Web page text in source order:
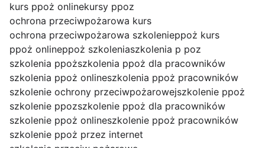
kurs ppoż onlinekursy ppoz
ochrona przeciwpożarowa kurs
ochrona przeciwpożarowa szkolenieppoż kurs
ppoż onlineppoż szkoleniaszkolenia p poz
szkolenia ppoższkolenia ppoż dla pracowników
szkolenia ppoż onlineszkolenia ppoż pracowników
szkolenie ochrony przeciwpożarowejszkolenie ppoż
szkolenie ppozszkolenie ppoż dla pracowników
szkolenie ppoż onlineszkolenie ppoż pracowników
szkolenie ppoż przez internet